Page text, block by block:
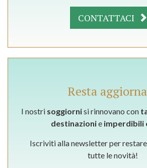
CONTATTACI
Resta
I nostri soggiornisi rinnovano con
destinazionie
Iscriviti alla newsletter per
tutte le novità!